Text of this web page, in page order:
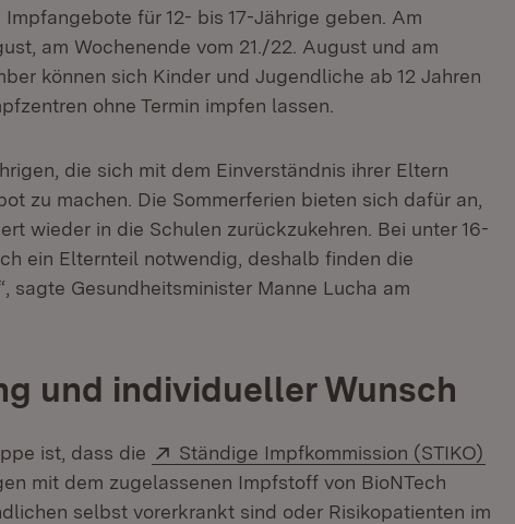
für 12- bis 17-Jährige geben. Am
am Wochenende vom 21./22. August und am
können sich Kinder und Jugendliche ab 12 Jahren
ohne Termin impfen lassen.
die sich mit dem Einverständnis ihrer Eltern
zu machen. Die Sommerferien bieten sich dafür an,
wieder in die Schulen zurückzukehren. Bei unter 16-
ein Elternteil notwendig, deshalb finden die
sagte Gesundheitsminister Manne Lucha am
und individueller Wunsch
ist, dass die Extern:
Ständige Impfkommission (STIKO)
mit dem zugelassenen Impfstoff von BioNTech
selbst vorerkrankt sind oder Risikopatienten im